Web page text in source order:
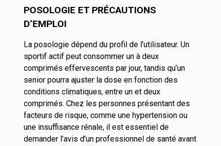
POSOLOGIE ET PRÉCAUTIONS
D’EMPLOI
La posologie dépend du profil de l’utilisateur. Un
sportif actif peut consommer un à deux
comprimés effervescents par jour, tandis qu’un
senior pourra ajuster la dose en fonction des
conditions climatiques, entre un et deux
comprimés. Chez les personnes présentant des
facteurs de risque, comme une hypertension ou
une insuffisance rénale, il est essentiel de
demander l’avis d’un professionnel de santé avant